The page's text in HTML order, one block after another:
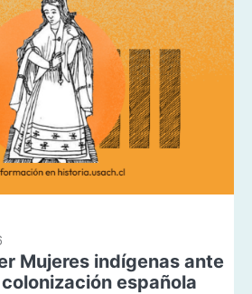
Mujeres indígenas ante
española